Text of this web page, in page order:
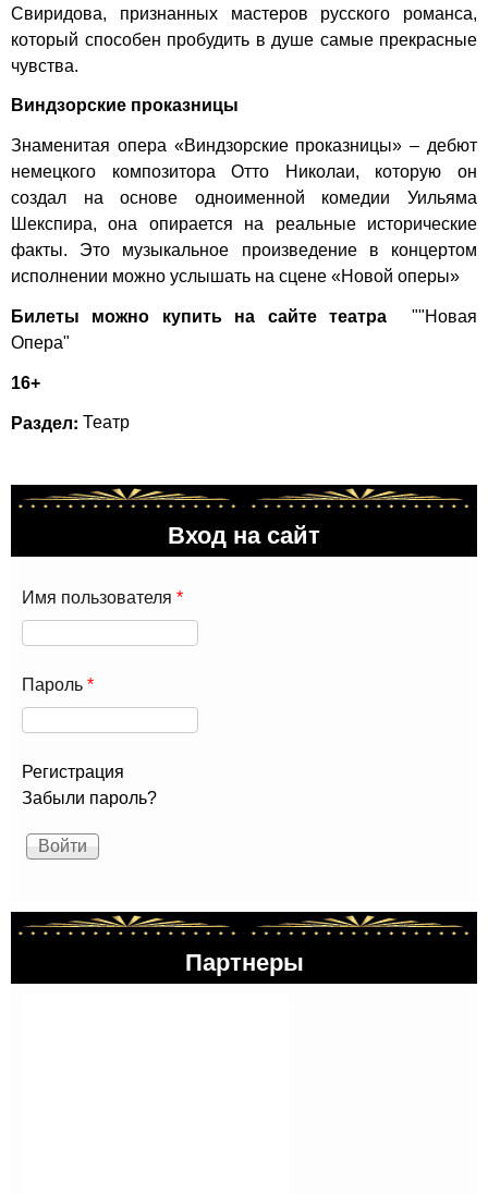
Свиридова, признанных мастеров русского романса,
который способен пробудить в душе самые прекрасные
чувства.
Виндзорские проказницы
Знаменитая опера «Виндзорские проказницы» – дебют
немецкого композитора Отто Николаи, которую он
создал на основе одноименной комедии Уильяма
Шекспира, она опирается на реальные исторические
факты. Это музыкальное произведение в концертом
исполнении можно услышать на сцене «Новой оперы»
Билеты можно купить на сайте театра
""Новая
Опера"
16+
Раздел: Театр
Вход на сайт
Имя пользователя *
Пароль *
Регистрация
Забыли пароль?
Партнеры